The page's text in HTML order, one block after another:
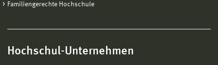
Familiengerechte Hochschule
Hochschul-Unternehmen